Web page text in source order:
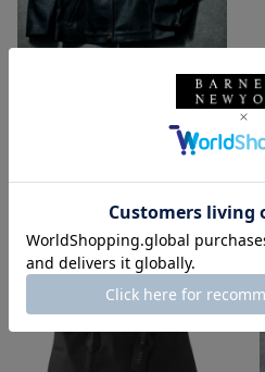
BARNEYS NEW YORK by ANC